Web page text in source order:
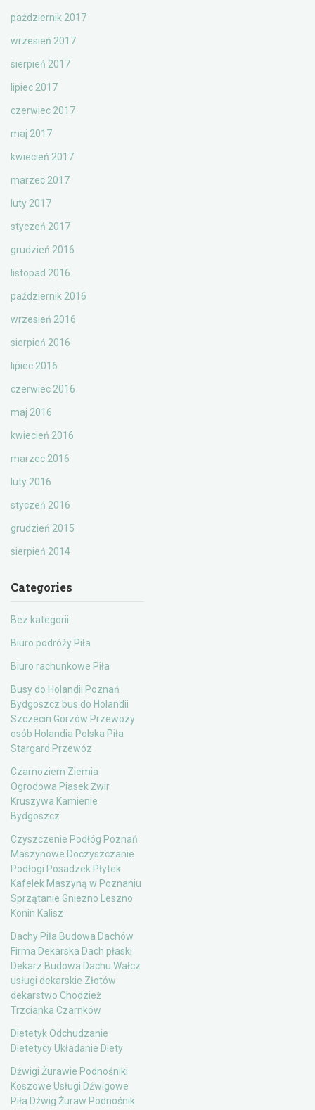
październik 2017
wrzesień 2017
sierpień 2017
lipiec 2017
czerwiec 2017
maj 2017
kwiecień 2017
marzec 2017
luty 2017
styczeń 2017
grudzień 2016
listopad 2016
październik 2016
wrzesień 2016
sierpień 2016
lipiec 2016
czerwiec 2016
maj 2016
kwiecień 2016
marzec 2016
luty 2016
styczeń 2016
grudzień 2015
sierpień 2014
Categories
Bez kategorii
Biuro podróży Piła
Biuro rachunkowe Piła
Busy do Holandii Poznań
Bydgoszcz bus do Holandii
Szczecin Gorzów Przewozy
osób Holandia Polska Piła
Stargard Przewóz
Czarnoziem Ziemia
Ogrodowa Piasek Żwir
Kruszywa Kamienie
Bydgoszcz
Czyszczenie Podłóg Poznań
Maszynowe Doczyszczanie
Podłogi Posadzek Płytek
Kafelek Maszyną w Poznaniu
Sprzątanie Gniezno Leszno
Konin Kalisz
Dachy Piła Budowa Dachów
Firma Dekarska Dach płaski
Dekarz Budowa Dachu Wałcz
usługi dekarskie Złotów
dekarstwo Chodzież
Trzcianka Czarnków
Dietetyk Odchudzanie
Dietetycy Układanie Diety
Dźwigi Żurawie Podnośniki
Koszowe Usługi Dźwigowe
Piła Dźwig Żuraw Podnośnik